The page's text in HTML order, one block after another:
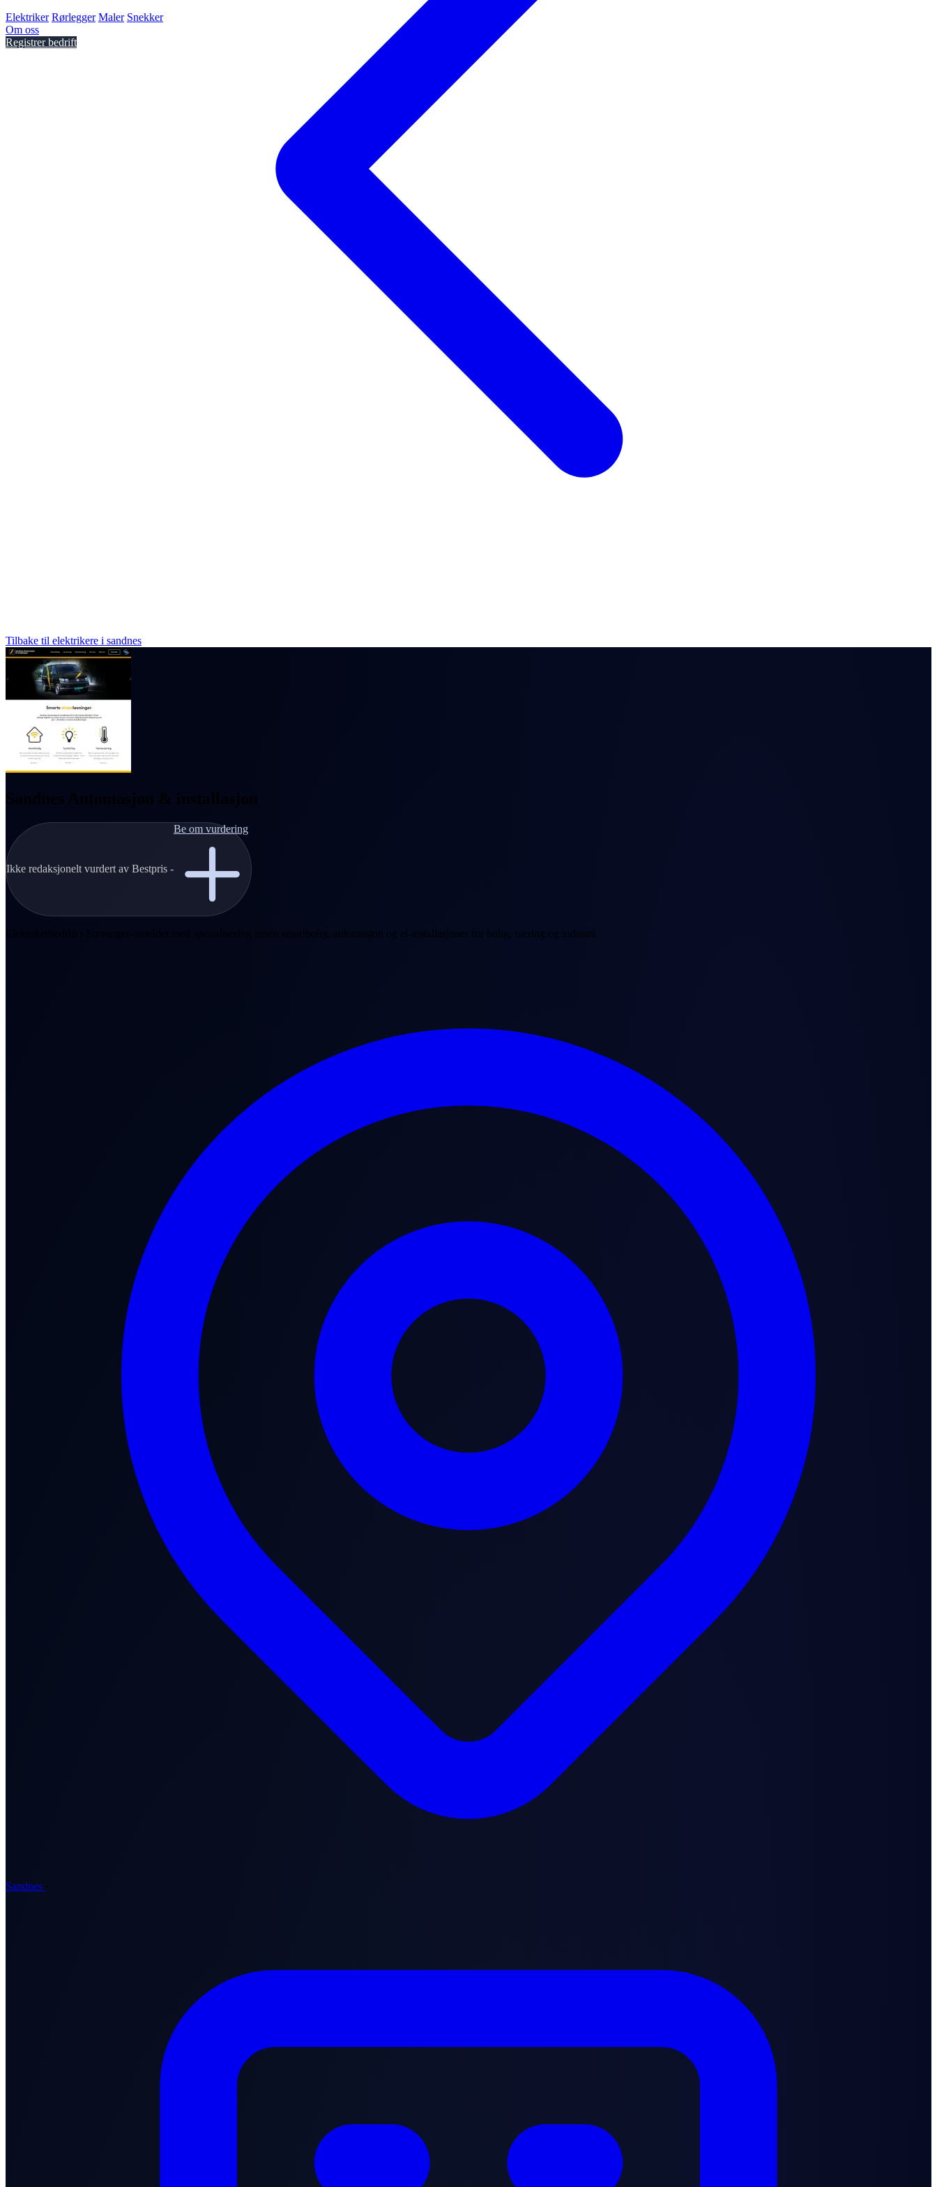
Elektriker Rørlegger Maler Snekker
Om oss
Registrer bedrift
Tilbake til elektrikere i sandnes
Sandnes Automasjon & installasjon
Ikke redaksjonelt vurdert av Bestpris -
Be om vurdering
Elektrikerbedrift i Stavanger-området med spesialisering innen smartbolig, automasjon og el-installasjoner for bolig, næring og industri.
Sandnes ·